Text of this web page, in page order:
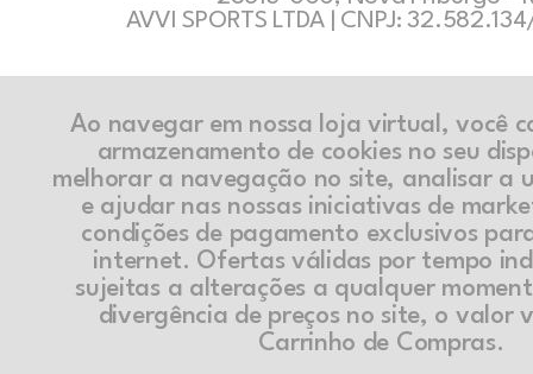
AVVI SPORTS LTDA | CNPJ:
Ao navegar em nossa loja virtual, você
armazenamento de cookies no seu
melhorar a navegação no site, analisar a
e ajudar nas nossas iniciativas de
condições de pagamento exclusivos
internet. Ofertas válidas por tempo
sujeitas a alterações a qualquer
divergência de preços no site, o valor
Carrinho de Compras.